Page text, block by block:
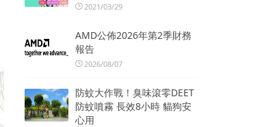
2021/03/29
AMD公佈2026年第2季財務
報告
2026/08/07
防蚊大作戰！臭味滾零DEET
防蚊噴霧 長效8小時 貓狗安
心用